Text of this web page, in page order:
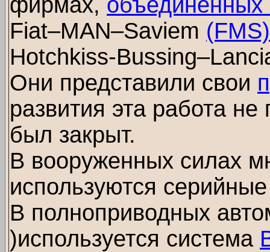
Fiat–MAN–Saviem (FMS)
Hotchkiss-
Они представили свои
развития эта работа
был закрыт.
В вооруженных силах
используются
В полноприводных
)используется система